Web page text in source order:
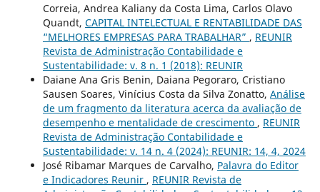
Correia, Andrea Kaliany da Costa Lima, Carlos Olavo
Quandt, CAPITAL INTELECTUAL E RENTABILIDADE DAS
“MELHORES EMPRESAS PARA TRABALHAR” , REUNIR
Revista de Administração Contabilidade e
Sustentabilidade: v. 8 n. 1 (2018): REUNIR
Daiane Ana Gris Benin, Daiana Pegoraro, Cristiano
Sausen Soares, Vinícius Costa da Silva Zonatto, Análise
de um fragmento da literatura acerca da avaliação de
desempenho e mentalidade de crescimento , REUNIR
Revista de Administração Contabilidade e
Sustentabilidade: v. 14 n. 4 (2024): REUNIR: 14, 4, 2024
José Ribamar Marques de Carvalho, Palavra do Editor
e Indicadores Reunir , REUNIR Revista de